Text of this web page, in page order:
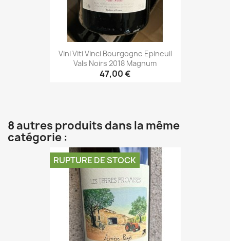
Vini Viti Vinci Bourgogne Epineuil
Vals Noirs 2018 Magnum
47,00 €
8 autres produits dans la même
catégorie :
RUPTURE DE STOCK